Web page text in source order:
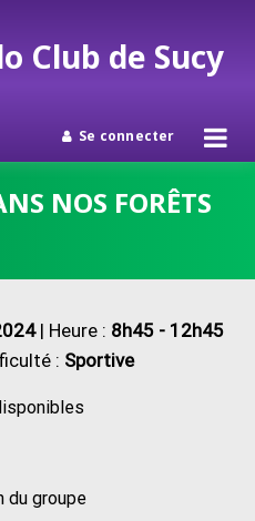
Club de Sucy
Se connecter
NOS FORÊTS
| Heure : 8h45 - 12h45
: Sportive
du groupe